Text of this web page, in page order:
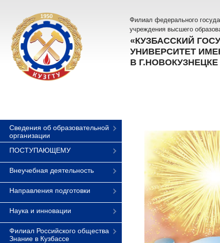
Филиал федерального
учреждения высшего
«КУЗБАССКИЙ
УНИВЕРСИТЕТ
В Г.НОВОКУЗНЕЦКЕ
Сведения об образовательной
организации
ПОСТУПАЮЩЕМУ
Внеучебная деятельность
Направления подготовки
Наука и инновации
Филиал Российского общества
Знание в Кузбассе